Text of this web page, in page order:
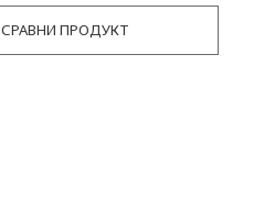
СРАВНИ ПРОДУКТ